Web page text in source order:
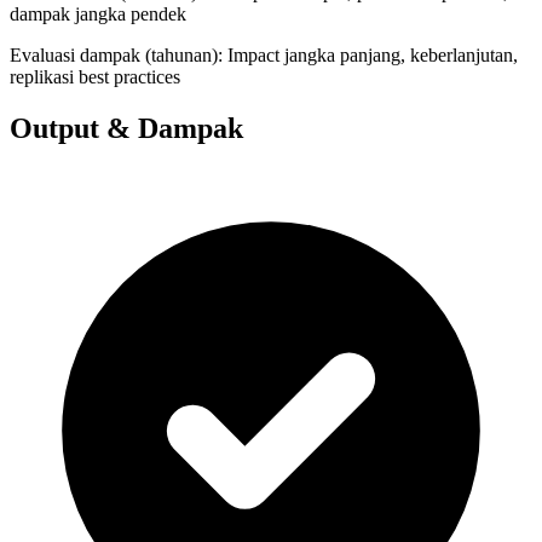
dampak jangka pendek
Evaluasi dampak (tahunan): Impact jangka panjang, keberlanjutan,
replikasi best practices
Output & Dampak